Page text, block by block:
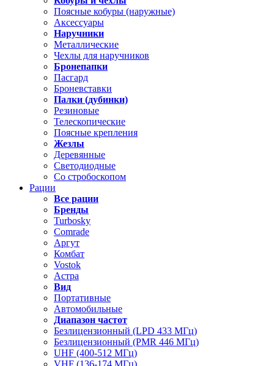
Поясные кобуры (наружные)
Аксессуары
Наручники
Металлические
Чехлы для наручников
Бронепапки
Пасгард
Броневставки
Палки (дубинки)
Резиновые
Телескопические
Поясные крепления
Жезлы
Деревянные
Светодиодные
Со стробоскопом
Рации
Все рации
Бренды
Turbosky
Comrade
Аргут
Комбат
Vostok
Астра
Вид
Портативные
Автомобильные
Диапазон частот
Безлицензионный (LPD 433 МГц)
Безлицензионный (PMR 446 МГц)
UHF (400-512 МГц)
VHF (136-174 МГц)